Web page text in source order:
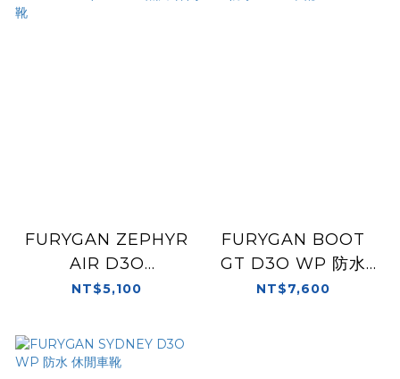
FURYGAN ZEPHYR
AIR D3O
BLACK/WHITE 黑白
NT$5,100
FURYGAN BOOT
GT D3O WP 防水
ADV 車靴
NT$7,600